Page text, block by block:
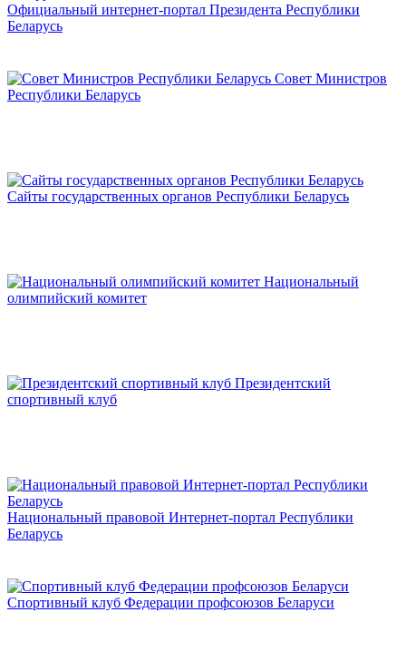
Официальный интернет-портал Президента Республики
Беларусь
Совет Министров
Республики Беларусь
Сайты государственных органов Республики Беларусь
Национальный
олимпийский комитет
Президентский
спортивный клуб
Национальный правовой Интернет-портал Республики
Беларусь
Спортивный клуб Федерации профсоюзов Беларуси